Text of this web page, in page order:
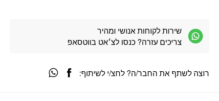
שירות לקוחות אנושי ומהיר
צריכים עזרה? כנסו לצ׳אט בווטסאפ
רוצה לשתף את החבר/ה? לחצ/י לשיתוף: